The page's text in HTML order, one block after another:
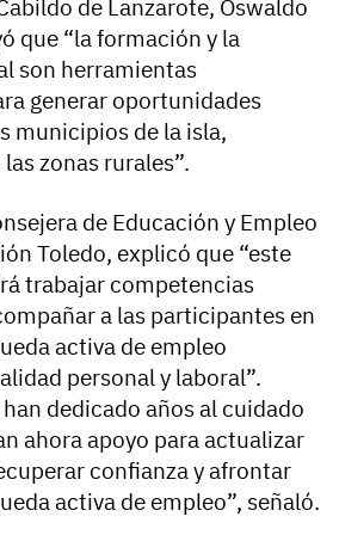
de Lanzarote, Oswaldo
que “la formación y la
son herramientas
generar oportunidades
municipios de la isla,
zonas rurales”.
de Educación y Empleo
Toledo, explicó que “este
trabajar competencias
a las participantes en
activa de empleo
personal y laboral”.
dedicado años al cuidado
ahora apoyo para actualizar
confianza y afrontar
activa de empleo”, señaló.